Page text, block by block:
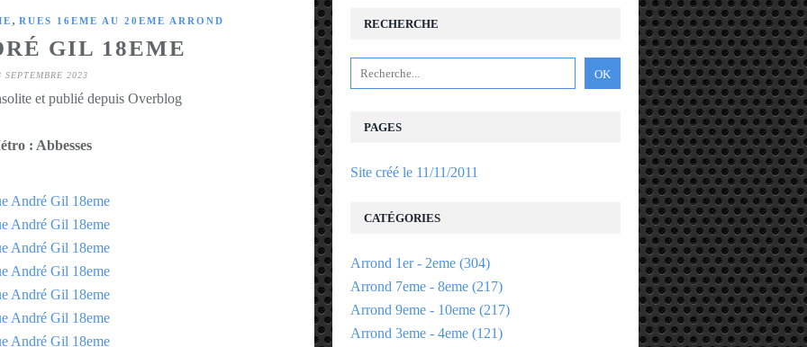
, RUES 16EME AU 20EME ARROND
GIL 18EME
SEPTEMBRE 2023
et publié depuis Overblog
: Abbesses
RECHERCHE
PAGES
Site créé le 11/11/2011
CATÉGORIES
Arrond 1er - 2eme (304)
Arrond 7eme - 8eme (217)
Arrond 9eme - 10eme (217)
Arrond 3eme - 4eme (121)